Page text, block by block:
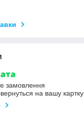
замовлення
на вашу картку